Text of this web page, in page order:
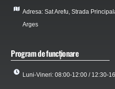
Adresa: Sat Arefu, Strada
Arges
Program de funcționare
Luni-Vineri: 08:00-12:00 / 12:30-